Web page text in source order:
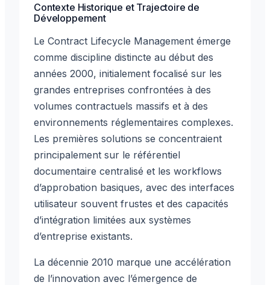
Contexte Historique et Trajectoire de
Développement
Le Contract Lifecycle Management émerge
comme discipline distincte au début des
années 2000, initialement focalisé sur les
grandes entreprises confrontées à des
volumes contractuels massifs et à des
environnements réglementaires complexes.
Les premières solutions se concentraient
principalement sur le référentiel
documentaire centralisé et les workflows
d’approbation basiques, avec des interfaces
utilisateur souvent frustes et des capacités
d’intégration limitées aux systèmes
d’entreprise existants.
La décennie 2010 marque une accélération
de l’innovation avec l’émergence de